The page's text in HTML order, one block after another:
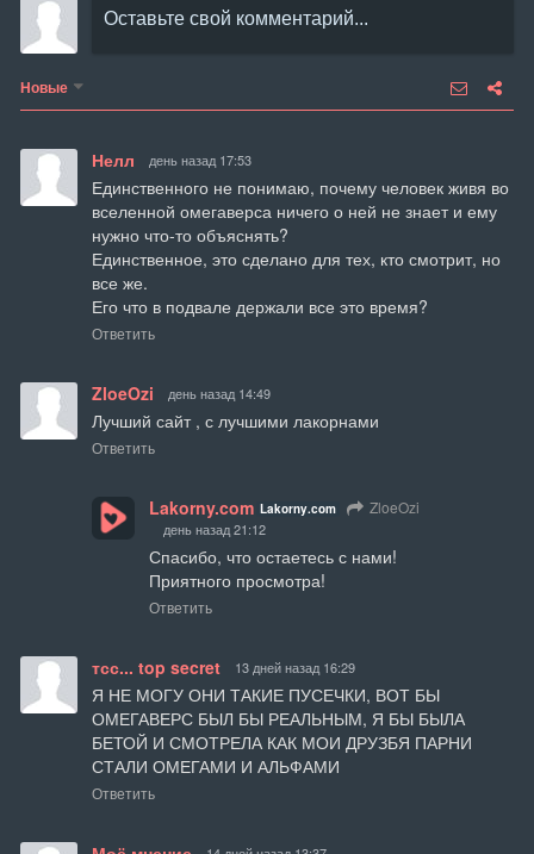
Новые
Нелл день назад 17:53
Единственного не понимаю, почему человек живя во
вселенной омегаверса ничего о ней не знает и ему
нужно что-то объяснять?
Единственное, это сделано для тех, кто смотрит, но
все же.
Его что в подвале держали все это время?
Ответить
ZloeOzi день назад 14:49
Лучший сайт , с лучшими лакорнами
Ответить
Lakorny.com Lakorny.com ZloeOzi
день назад 21:12
Спасибо, что остаетесь с нами!
Приятного просмотра!
Ответить
тсс... top secret 13 дней назад 16:29
Я НЕ МОГУ ОНИ ТАКИЕ ПУСЕЧКИ, ВОТ БЫ
ОМЕГАВЕРС БЫЛ БЫ РЕАЛЬНЫМ, Я БЫ БЫЛА
БЕТОЙ И СМОТРЕЛА КАК МОИ ДРУЗБЯ ПАРНИ
СТАЛИ ОМЕГАМИ И АЛЬФАМИ
Ответить